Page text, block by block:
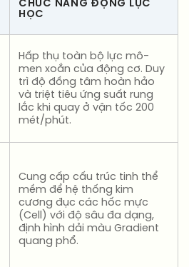
CHỨC NĂNG ĐỘNG LỰC
HỌC
Hấp thụ toàn bộ lực mô-
men xoắn của động cơ. Duy
trì độ đồng tâm hoàn hảo
và triệt tiêu ứng suất rung
lắc khi quay ở vận tốc 200
mét/phút.
Cung cấp cấu trúc tinh thể
mềm để hệ thống kim
cương đục các hốc mực
(Cell) với độ sâu đa dạng,
định hình dải màu Gradient
quang phổ.